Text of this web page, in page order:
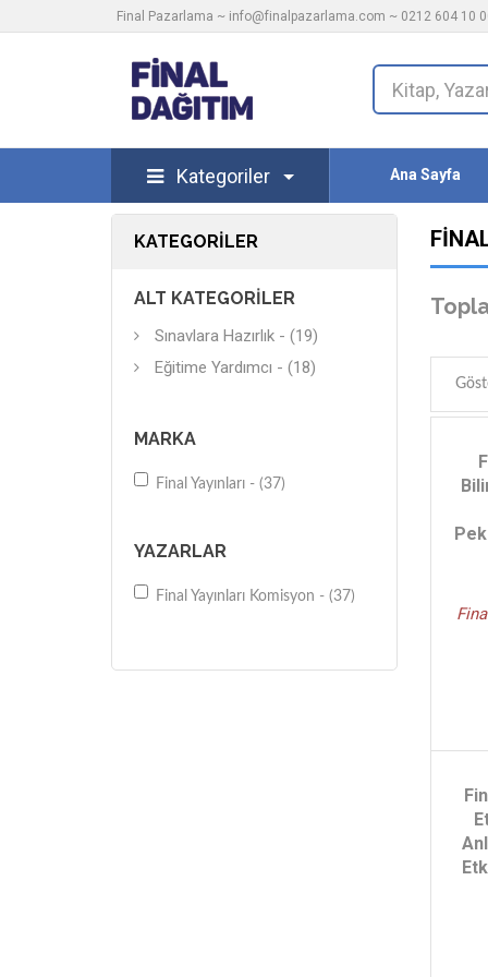
Final Pazarlama ~ info@finalpazarlama.com ~ 0212 604 10
Kategoriler Ana Sayfa
KATEGORILER
ALT KATEGORILER
Sınavlara Hazırlık - (19)
Eğitime Yardımcı - (18)
MARKA
Final Yayınları - (37)
YAZARLAR
Final Yayınları Komisyon - (37)